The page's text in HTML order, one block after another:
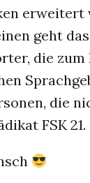
erweitert
geht
die zum
die
FSK 21.